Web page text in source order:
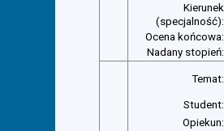
Kierunek
(specjalność):
Ocena końcowa:
Nadany stopień:
Temat:
Student:
Opiekun: